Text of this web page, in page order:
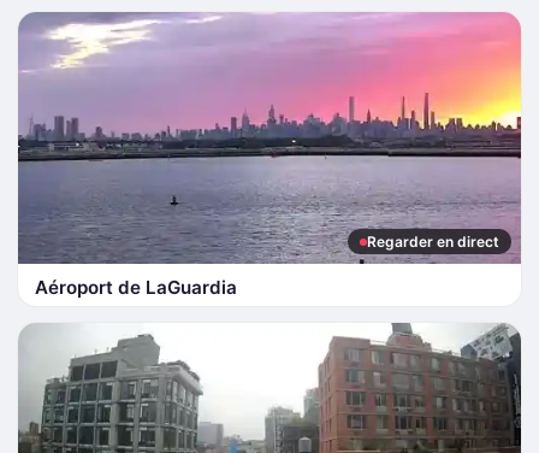
Regarder en direct
Aéroport de LaGuardia